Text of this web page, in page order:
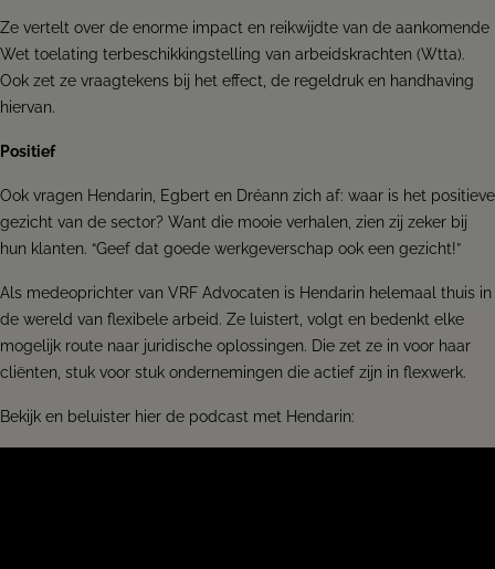
Ze vertelt over de enorme impact en reikwijdte van de aankomende
Wet toelating terbeschikkingstelling van arbeidskrachten (Wtta).
Ook zet ze vraagtekens bij het effect, de regeldruk en handhaving
hiervan.
Positief
Ook vragen Hendarin, Egbert en Dréann zich af: waar is het positieve
gezicht van de sector? Want die mooie verhalen, zien zij zeker bij
hun klanten. “Geef dat goede werkgeverschap ook een gezicht!”
Als medeoprichter van VRF Advocaten is Hendarin helemaal thuis in
de wereld van flexibele arbeid. Ze luistert, volgt en bedenkt elke
mogelijk route naar juridische oplossingen. Die zet ze in voor haar
cliënten, stuk voor stuk ondernemingen die actief zijn in flexwerk.
Bekijk en beluister hier de podcast met Hendarin: